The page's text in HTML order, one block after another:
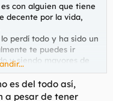
con alguien que tiene
decente por la vida,
perdí todo y ha sido un
te puedes ir
y siendo mayores de
teniendo en
afectados.
es del todo así,
a pesar de tener